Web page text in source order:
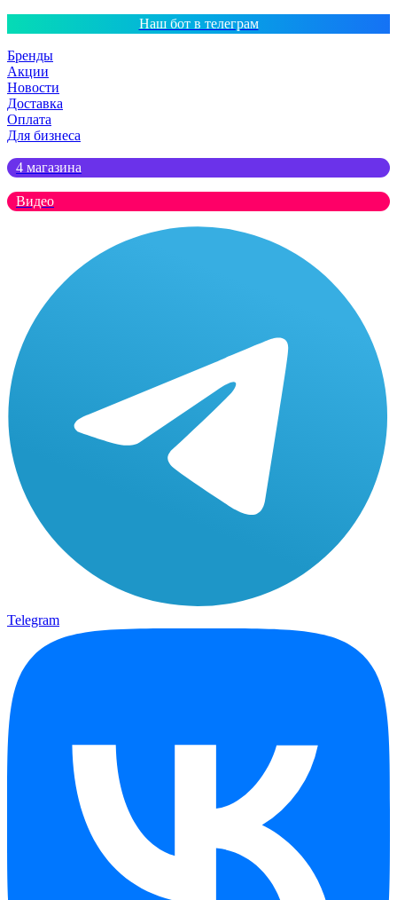
Наш бот в телеграм
Бренды
Акции
Новости
Доставка
Оплата
Для бизнеса
4 магазина
Видео
Telegram